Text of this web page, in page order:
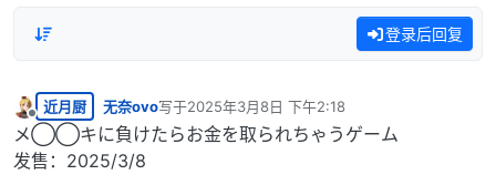
登录后回复
离线
近月厨 无奈ovo写于2025年3月8日 下午2:18
最后由 编辑
メ◯◯キに負けたらお金を取られちゃうゲーム
发售：2025/3/8